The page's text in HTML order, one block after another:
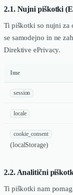
2.1. Nujni piškotki
Ti piškotki so nujni za
se samodejno in ne
Direktive ePrivacy.
Ime
session
locale
cookie_consent
(localStorage)
2.2. Analitični
Ti piškotki nam